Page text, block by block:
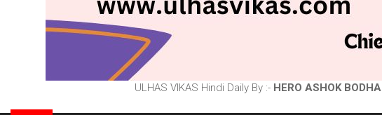
ULHAS VIKAS Hindi Daily By :- HERO ASHOK BODHA